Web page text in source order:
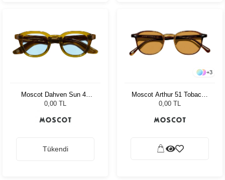
Moscot Dahven Sun 47
Olive Brown Bel Air
0,00 TL
Tükendi
+3
Moscot Arthur 51 Tobacco
Cr-39 Green
0,00 TL